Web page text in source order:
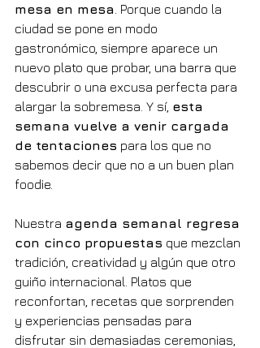
mesa en mesa . Porque cuando la
ciudad se pone en modo
gastronómico, siempre aparece un
nuevo plato que probar, una barra que
descubrir o una excusa perfecta para
alargar la sobremesa. Y sí, esta
semana vuelve a venir cargada
de tentaciones para los que no
sabemos decir que no a un buen plan
foodie.
Nuestra agenda semanal regresa
con cinco propuestas que mezclan
tradición, creatividad y algún que otro
guiño internacional. Platos que
reconfortan, recetas que sorprenden
y experiencias pensadas para
disfrutar sin demasiadas ceremonias,